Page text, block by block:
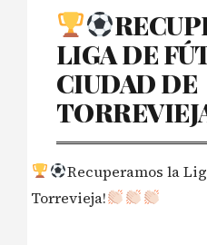
LIGA DE
CIUDAD DE
Recuperamos la
Torrevieja!